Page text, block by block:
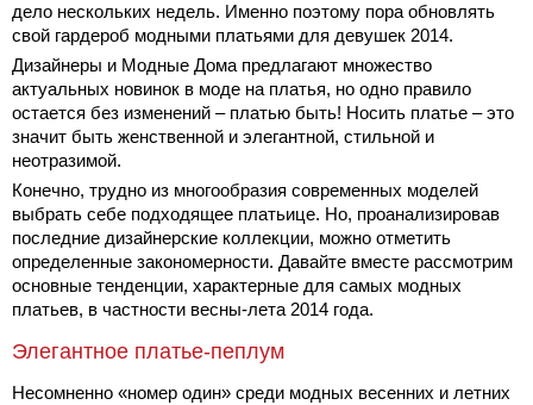
дело нескольких недель. Именно поэтому пора обновлять
свой гардероб модными платьями для девушек 2014.
Дизайнеры и Модные Дома предлагают множество
актуальных новинок в моде на платья, но одно правило
остается без изменений – платью быть! Носить платье – это
значит быть женственной и элегантной, стильной и
неотразимой.
Конечно, трудно из многообразия современных моделей
выбрать себе подходящее платьице. Но, проанализировав
последние дизайнерские коллекции, можно отметить
определенные закономерности. Давайте вместе рассмотрим
основные тенденции, характерные для самых модных
платьев, в частности весны-лета 2014 года.
Элегантное платье-пеплум
Несомненно «номер один» среди модных весенних и летних